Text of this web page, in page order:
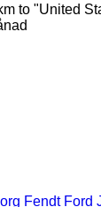
to "United
Fendt Ford